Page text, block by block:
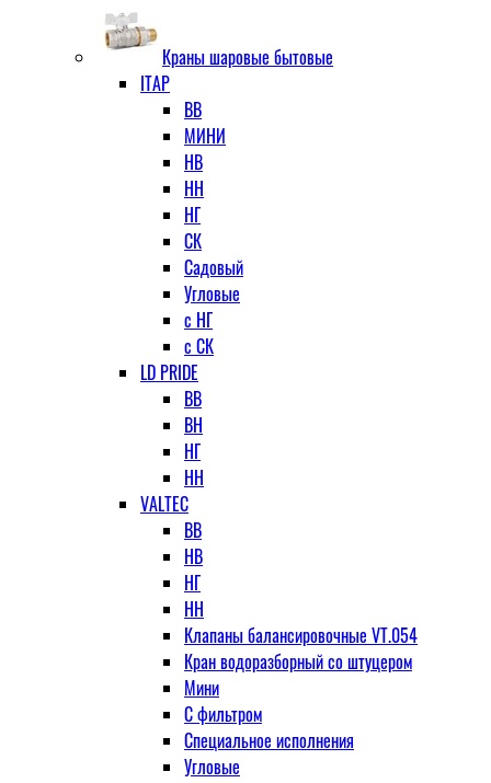
Краны шаровые бытовые
ITAP
ВВ
МИНИ
НВ
НН
НГ
СК
Садовый
Угловые
с НГ
с СК
LD PRIDE
ВВ
ВН
НГ
НН
VALTEC
ВВ
НВ
НГ
НН
Клапаны балансировочные VT.054
Кран водоразборный со штуцером
Мини
С фильтром
Специальное исполнения
Угловые